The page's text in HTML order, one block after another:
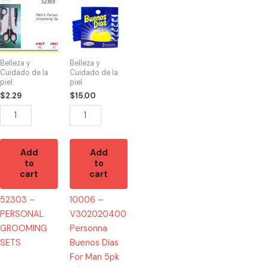
Belleza y
Cuidado de la
piel
$2.29
-
PERSONAL
GROOMING
SETS
quantity
Add
to
cart
52303 –
PERSONAL
GROOMING
SETS
Belleza y
Cuidado de la
piel
$15.00
V302020400
Personna
Buenos
Dias
For
Man
12/5
quantity
Add
to
cart
10006 –
V302020400
Personna
Buenos Dias
For Man 5pk